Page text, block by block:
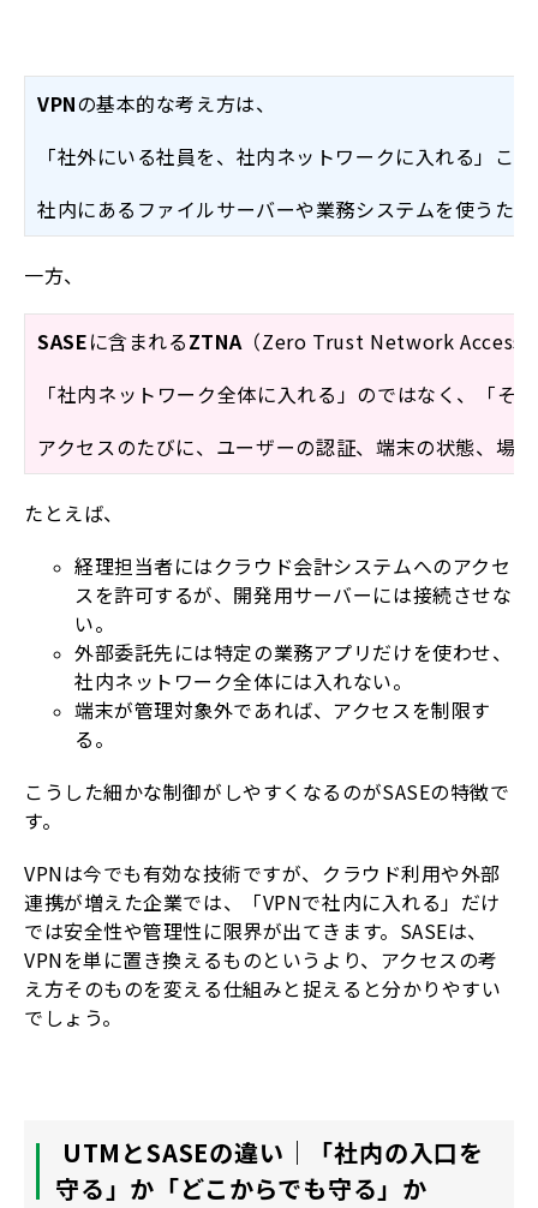
VPNの基本的な考え方は、
「社外にいる社員を、社内ネットワークに入れる」こ
社内にあるファイルサーバーや業務システムを使うた
一方、
SASEに含まれるZTNA（Zero Trust Network Access
「社内ネットワーク全体に入れる」のではなく、「
アクセスのたびに、ユーザーの認証、端末の状態、場
たとえば、
経理担当者にはクラウド会計システムへのアクセ
スを許可するが、開発用サーバーには接続させな
い。
外部委託先には特定の業務アプリだけを使わせ、
社内ネットワーク全体には入れない。
端末が管理対象外であれば、アクセスを制限す
る。
こうした細かな制御がしやすくなるのがSASEの特徴で
す。
VPNは今でも有効な技術ですが、クラウド利用や外部
連携が増えた企業では、「VPNで社内に入れる」だけ
では安全性や管理性に限界が出てきます。SASEは、
VPNを単に置き換えるものというより、アクセスの考
え方そのものを変える仕組みと捉えると分かりやすい
でしょう。
UTM とSASEの違い｜「社内の入口を
守る」か「どこからでも守る」か